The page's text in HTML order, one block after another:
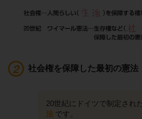
社会権を保障した最初の憲法
20世紀にドイツで制定され
法 です。